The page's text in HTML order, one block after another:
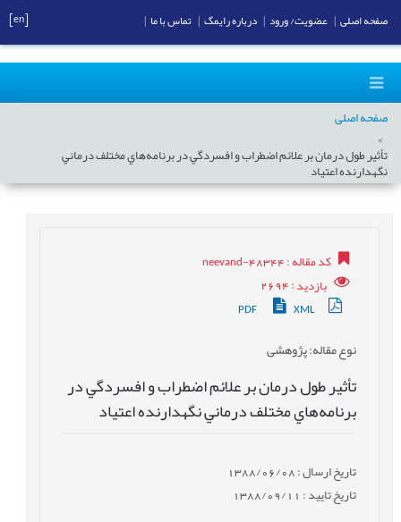
صفحه اصلی
تأثير طول درمان بر علائم اضطراب و افسردگي در برنامه‌هاي مختلف درماني
نگهدارنده اعتياد
کد مقاله: neevand-48344
بازدید: 2694
PDF
XML
نوع مقاله: پژوهشی
تأثير طول درمان بر علائم اضطراب و افسردگي در
برنامه‌هاي مختلف درماني نگهدارنده اعتياد
تاریخ ارسال : 1388/06/08
تاریخ تایید : 1388/09/11
صفحه اصلی عضویت/ ورود درباره رایمگ تماس با ما